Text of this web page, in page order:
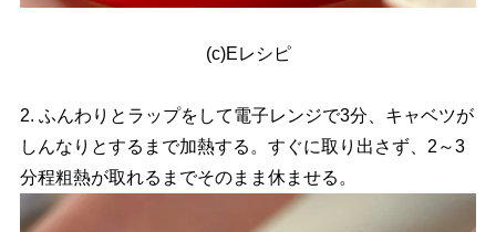
(c)Eレシピ
2. ふんわりとラップをして電子レンジで3分、キャベツが
しんなりとするまで加熱する。すぐに取り出さず、2～3
分程粗熱が取れるまでそのまま休ませる。